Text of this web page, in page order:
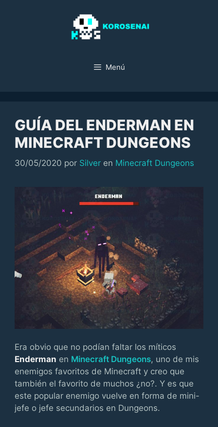
Menú
GUÍA DEL ENDERMAN EN
MINECRAFT DUNGEONS
30/05/2020 por Silver en Categorías
Minecraft Dungeons
Era obvio que no podían faltar los míticos
Enderman en Minecraft Dungeons, uno de mis
enemigos favoritos de Minecraft y creo que
también el favorito de muchos ¿no?. Y es que
este popular enemigo vuelve en forma de mini-
jefe o jefe secundarios en Dungeons.